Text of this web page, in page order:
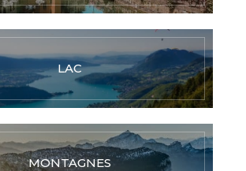
LAC
MONTAGNES